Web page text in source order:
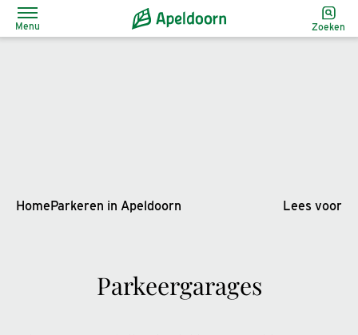
Menu Zoeken
HomeParkeren in Apeldoorn Lees voor
Parkeergarages